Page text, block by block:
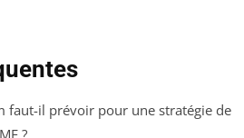
faut-il prévoir pour une stratégie de
?